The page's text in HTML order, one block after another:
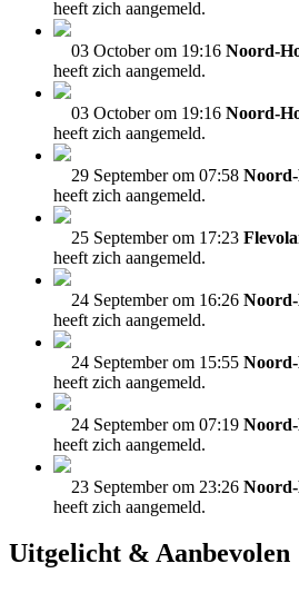
heeft zich aangemeld.
03 October om 19:16 Noord-
heeft zich aangemeld.
03 October om 19:16 Noord-
heeft zich aangemeld.
29 September om 07:58
heeft zich aangemeld.
25 September om 17:23
heeft zich aangemeld.
24 September om 16:26
heeft zich aangemeld.
24 September om 15:55
heeft zich aangemeld.
24 September om 07:19
heeft zich aangemeld.
23 September om 23:26
heeft zich aangemeld.
Uitgelicht & Aanbevolen